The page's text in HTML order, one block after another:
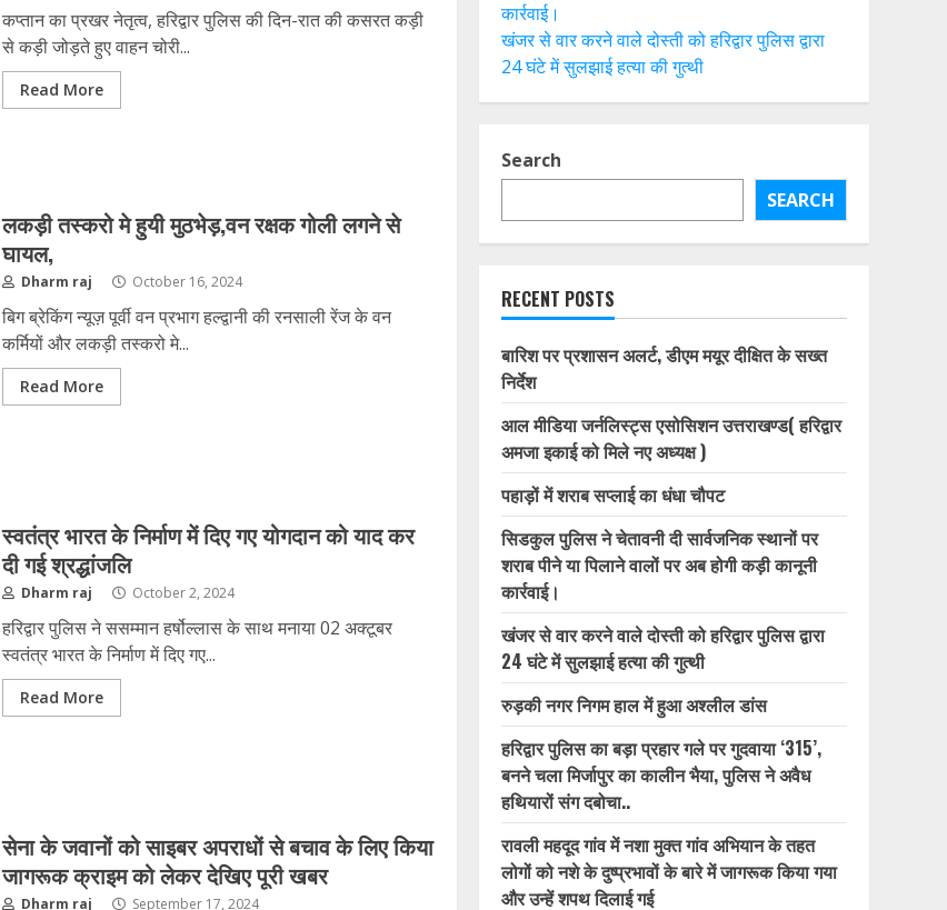
कप्तान का प्रखर नेतृत्व, हरिद्वार पुलिस की दिन-रात की कसरत कड़ी
से कड़ी जोड़ते हुए वाहन चोरी...
Read More
लकड़ी तस्करो मे हुयी मुठभेड़,वन रक्षक गोली लगने से
घायल,
Dharm raj October 16, 2024
बिग ब्रेकिंग न्यूज़ पूर्वी वन प्रभाग हल्द्वानी की रनसाली रेंज के वन
कर्मियों और लकड़ी तस्करो मे...
Read More
स्वतंत्र भारत के निर्माण में दिए गए योगदान को याद कर
दी गई श्रद्धांजलि
Dharm raj October 2, 2024
हरिद्वार पुलिस ने ससम्मान हर्षोल्लास के साथ मनाया 02 अक्टूबर
स्वतंत्र भारत के निर्माण में दिए गए...
Read More
सेना के जवानों को साइबर अपराधों से बचाव के लिए किया
जागरूक क्राइम को लेकर देखिए पूरी खबर
Dharm raj September 17, 2024
कार्रवाई।
खंजर से वार करने वाले दोस्ती को हरिद्वार पुलिस द्वारा
24 घंटे में सुलझाई हत्या की गुत्थी
Search
SEARCH
RECENT POSTS
बारिश पर प्रशासन अलर्ट, डीएम मयूर दीक्षित के सख्त
निर्देश
आल मीडिया जर्नलिस्ट्स एसोसिशन उत्तराखण्ड( हरिद्वार
अमजा इकाई को मिले नए अध्यक्ष )
पहाड़ों में शराब सप्लाई का धंधा चौपट
सिडकुल पुलिस ने चेतावनी दी सार्वजनिक स्थानों पर
शराब पीने या पिलाने वालों पर अब होगी कड़ी कानूनी
कार्रवाई।
खंजर से वार करने वाले दोस्ती को हरिद्वार पुलिस द्वारा
24 घंटे में सुलझाई हत्या की गुत्थी
रुड़की नगर निगम हाल में हुआ अश्लील डांस
हरिद्वार पुलिस का बड़ा प्रहार गले पर गुदवाया ‘315’,
बनने चला मिर्जापुर का कालीन भैया, पुलिस ने अवैध
हथियारों संग दबोचा..
रावली महदूद गांव में नशा मुक्त गांव अभियान के तहत
लोगों को नशे के दुष्प्रभावों के बारे में जागरूक किया गया
और उन्हें शपथ दिलाई गई